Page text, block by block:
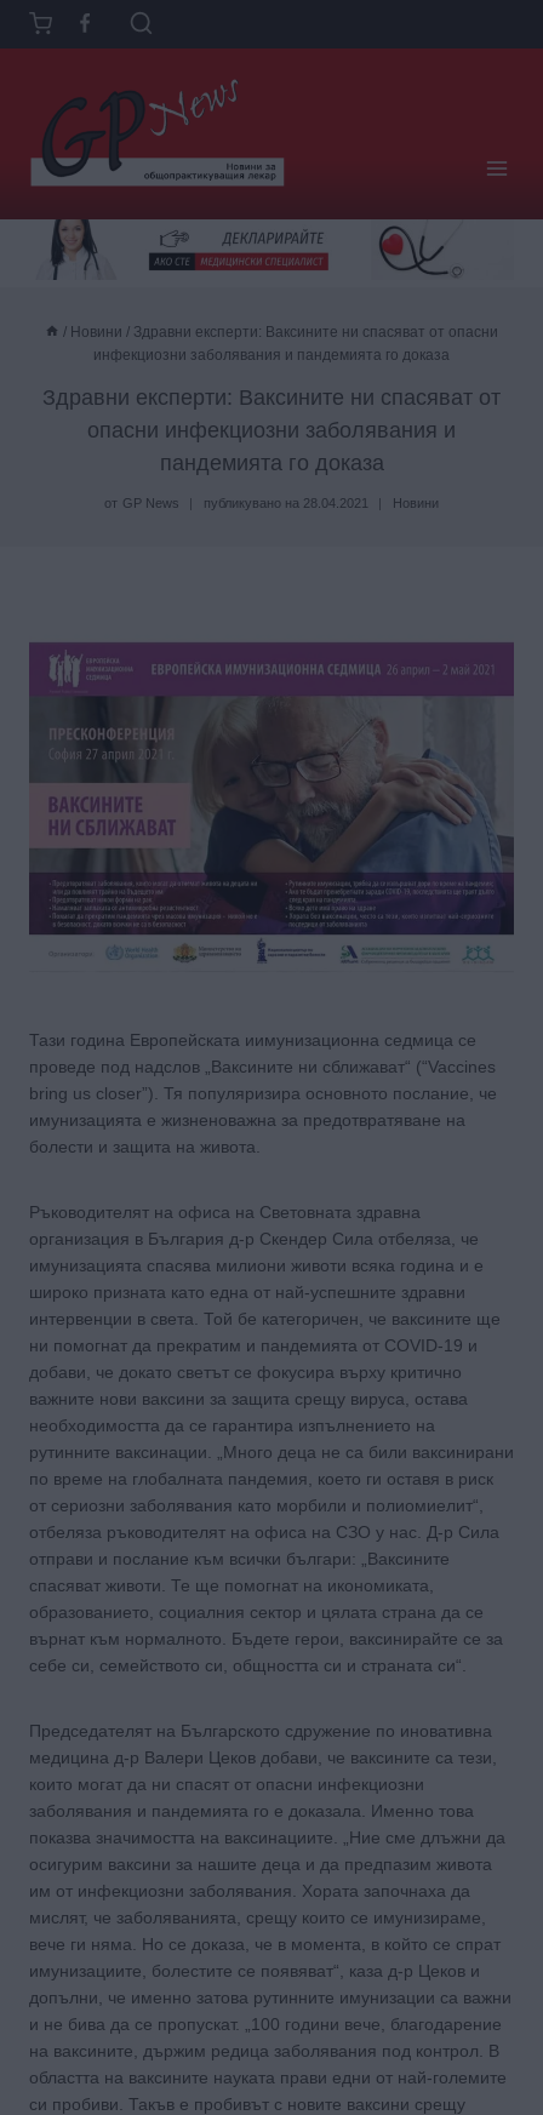
Към
съдържанието
/ Новини / Здравни експерти: Ваксините ни спасяват от опасни
инфекциозни заболявания и пандемията го доказа
Здравни експерти: Ваксините ни спасяват от
опасни инфекциозни заболявания и
пандемията го доказа
от GP News публикувано на 28.04.2021 Новини
Тази година Европейската иимунизационна седмица се
проведе под надслов „Ваксините ни сближават“ (“Vaccines
bring us closer”). Тя популяризира основното послание, че
имунизацията е жизненоважна за предотвратяване на
болести и защита на живота.
Ръководителят на офиса на Световната здравна
организация в България д-р Скендер Сила отбеляза, че
имунизацията спасява милиони животи всяка година и е
широко призната като една от най-успешните здравни
интервенции в света. Той бе категоричен, че ваксините ще
ни помогнат да прекратим и пандемията от COVID-19 и
добави, че докато светът се фокусира върху критично
важните нови ваксини за защита срещу вируса, остава
необходимостта да се гарантира изпълнението на
рутинните ваксинации. „Много деца не са били ваксинирани
по време на глобалната пандемия, което ги оставя в риск
от сериозни заболявания като морбили и полиомиелит“,
отбеляза ръководителят на офиса на СЗО у нас. Д-р Сила
отправи и послание към всички българи: „Ваксините
спасяват животи. Те ще помогнат на икономиката,
образованието, социалния сектор и цялата страна да се
върнат към нормалното. Бъдете герои, ваксинирайте се за
себе си, семейството си, общността си и страната си“.
Председателят на Българското сдружение по иновативна
медицина д-р Валери Цеков добави, че ваксините са тези,
които могат да ни спасят от опасни инфекциозни
заболявания и пандемията го е доказала. Именно това
показва значимостта на ваксинациите. „Ние сме длъжни да
осигурим ваксини за нашите деца и да предпазим живота
им от инфекциозни заболявания. Хората започнаха да
мислят, че заболяванията, срещу които се имунизираме,
вече ги няма. Но се доказа, че в момента, в който се спрат
имунизациите, болестите се появяват“, каза д-р Цеков и
допълни, че именно затова рутинните имунизации са важни
и не бива да се пропускат. „100 години вече, благодарение
на ваксините, държим редица заболявания под контрол. В
областта на ваксините науката прави едни от най-големите
си пробиви. Такъв е пробивът с новите ваксини срещу